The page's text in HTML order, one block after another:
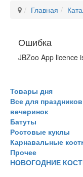
Главная
Ошибка
JBZoo App licence
Товары дня
Все для
вечеринок
Батуты
Ростовые куклы
Карнавальные
Прочее
НОВОГОДНИЕ